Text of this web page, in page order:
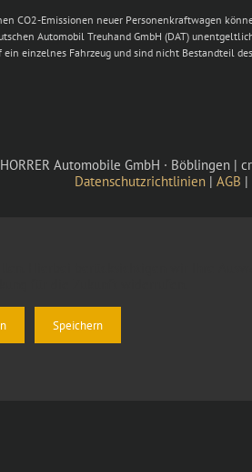
Emissionen neuer Personenkraftwagen
Automobil Treuhand GmbH (DAT)
einzelnes Fahrzeug und sind nicht Bestandteil
Automobile GmbH · Böblingen |
Datenschutzrichtlinien| AGB |
Speichern